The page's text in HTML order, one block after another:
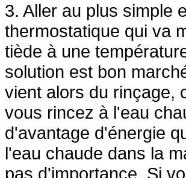
3. Aller au plus simple
thermostatique qui va
tiède à une
solution est bon
vient alors du rinçage,
vous rincez à l'eau
d'avantage d'énergie
l'eau chaude dans la
pas d'importance. Si